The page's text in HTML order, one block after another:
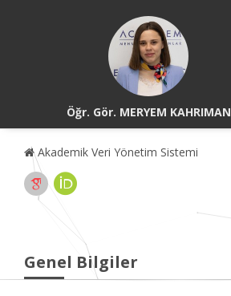
Öğr. Gör. MERYEM KAHRIMAN
Akademik Veri Yönetim Sistemi
Genel Bilgiler